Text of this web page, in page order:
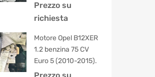
Prezzo su
richiesta
Motore Opel B12XER
1.2 benzina 75 CV
Euro 5 (2010-2015).